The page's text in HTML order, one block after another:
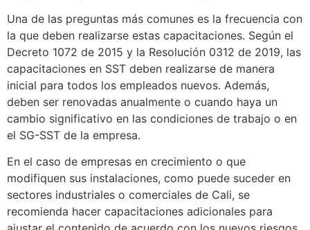
Una de las preguntas más comunes es la frecuencia con
la que deben realizarse estas capacitaciones. Según el
Decreto 1072 de 2015 y la Resolución 0312 de 2019, las
capacitaciones en SST deben realizarse de manera
inicial para todos los empleados nuevos. Además,
deben ser renovadas anualmente o cuando haya un
cambio significativo en las condiciones de trabajo o en
el SG-SST de la empresa.
En el caso de empresas en crecimiento o que
modifiquen sus instalaciones, como puede suceder en
sectores industriales o comerciales de Cali, se
recomienda hacer capacitaciones adicionales para